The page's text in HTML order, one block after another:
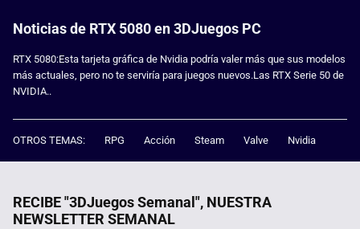
Noticias de RTX 5080 en 3DJuegos PC
RTX 5080:Esta tarjeta gráfica de Nvidia podría valer más que sus modelos
más actuales, pero no te serviría para juegos nuevos.Las RTX Serie 50 de
NVIDIA..
OTROS TEMAS: RPG Acción Steam Valve Nvidia
RECIBE "3DJuegos Semanal", NUESTRA
NEWSLETTER SEMANAL